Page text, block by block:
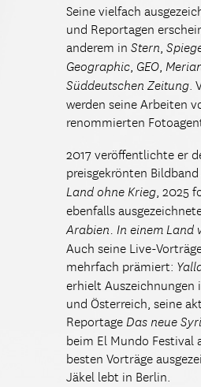
Seine vielfach
und Reportagen
anderem in Stern,
Geographic, GEO,
Süddeutschen Zeitung.
werden seine Arbeiten
renommierten
2017 veröffentlichte er
preisgekrönten Bildband
Land ohne Krieg, 2025
ebenfalls
Arabien. In einem Land
Auch seine Live-
mehrfach prämiert:
erhielt Auszeichnungen
und Österreich, seine
ReportageDas neue
beim El Mundo Festival
besten Vorträge
Jäkel lebt in Berlin.